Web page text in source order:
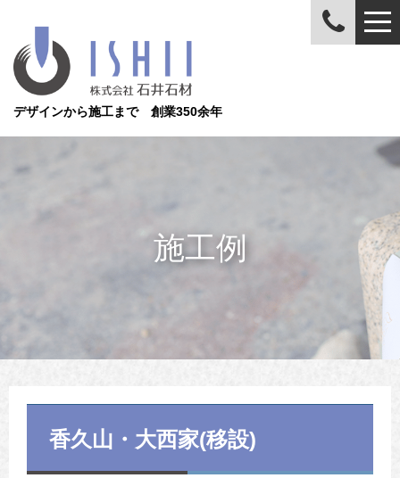
デザインから施工まで 創業350余年
施工例
香久山・大西家(移設)